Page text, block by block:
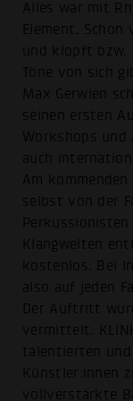
Alles war mit
Element.
und klopft
Töne von sich
Max Gerwien
seinen ersten
Workshops
auch
Am
selbst von der
Klangwelten
kostenlos. Bei
also auf jeden
Der Auftritt
vermittelt.
talentierten und
Künstler:innen
vollverstärkte